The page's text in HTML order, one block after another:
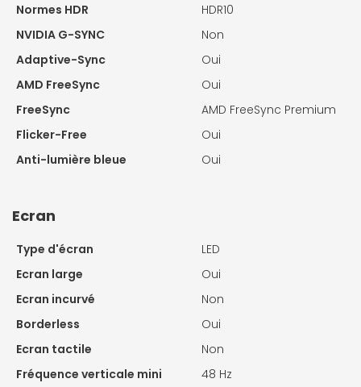
Normes HDR
HDR10
NVIDIA G-SYNC
Non
Adaptive-Sync
Oui
AMD FreeSync
Oui
FreeSync
AMD FreeSync Premium
Flicker-Free
Oui
Anti-lumière bleue
Oui
Ecran
Type d'écran
LED
Ecran large
Oui
Ecran incurvé
Non
Borderless
Oui
Ecran tactile
Non
Fréquence verticale mini
48 Hz